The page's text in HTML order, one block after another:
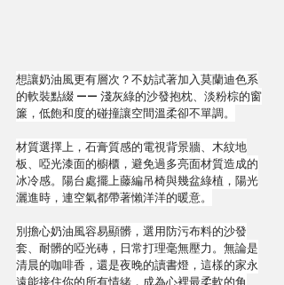
想讓奶油風更有層次？不妨試著加入莫蘭迪色系
的軟裝點綴 —— 淺灰綠的沙發抱枕、淡粉棕的窗
簾，低飽和度的碰撞讓空間溫柔卻不單調。
材質選擇上，石膏質感的電視背景牆、木紋地
板、啞光漆面的櫥櫃，避免過多亮面材質造成的
冰冷感。陽台處擺上藤編吊椅與幾盆綠植，陽光
灑進時，連空氣都帶著懶洋洋的暖意。
別擔心奶油風容易顯髒，選用防污布料的沙發
套、耐髒的啞光磚，日常打理毫無壓力。無論是
清晨的咖啡香，還是夜晚的讀書燈，這樣的家永